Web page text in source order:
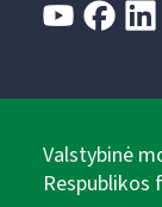
Valstybinė
Respublikos